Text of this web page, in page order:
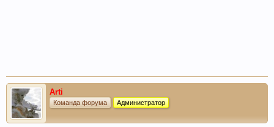
Arti
Команда форума Администратор